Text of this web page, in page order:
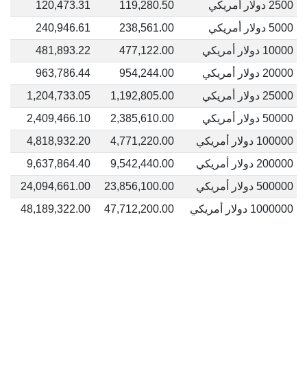
2500 دولار أمريكي 119,280.50
120,473.31
5000 دولار أمريكي
238,561.00
240,946.61
10000 دولار أمريكي
477,122.00
481,893.22
20000 دولار أمريكي
954,244.00
963,786.44
25000 دولار أمريكي
1,192,805.00
1,204,733.05
50000 دولار أمريكي
2,385,610.00
2,409,466.10
100000 دولار أمريكي
4,771,220.00
4,818,932.20
200000 دولار أمريكي
9,542,440.00
9,637,864.40
500000 دولار أمريكي
23,856,100.00
24,094,661.00
1000000 دولار أمريكي
47,712,200.00
48,189,322.00